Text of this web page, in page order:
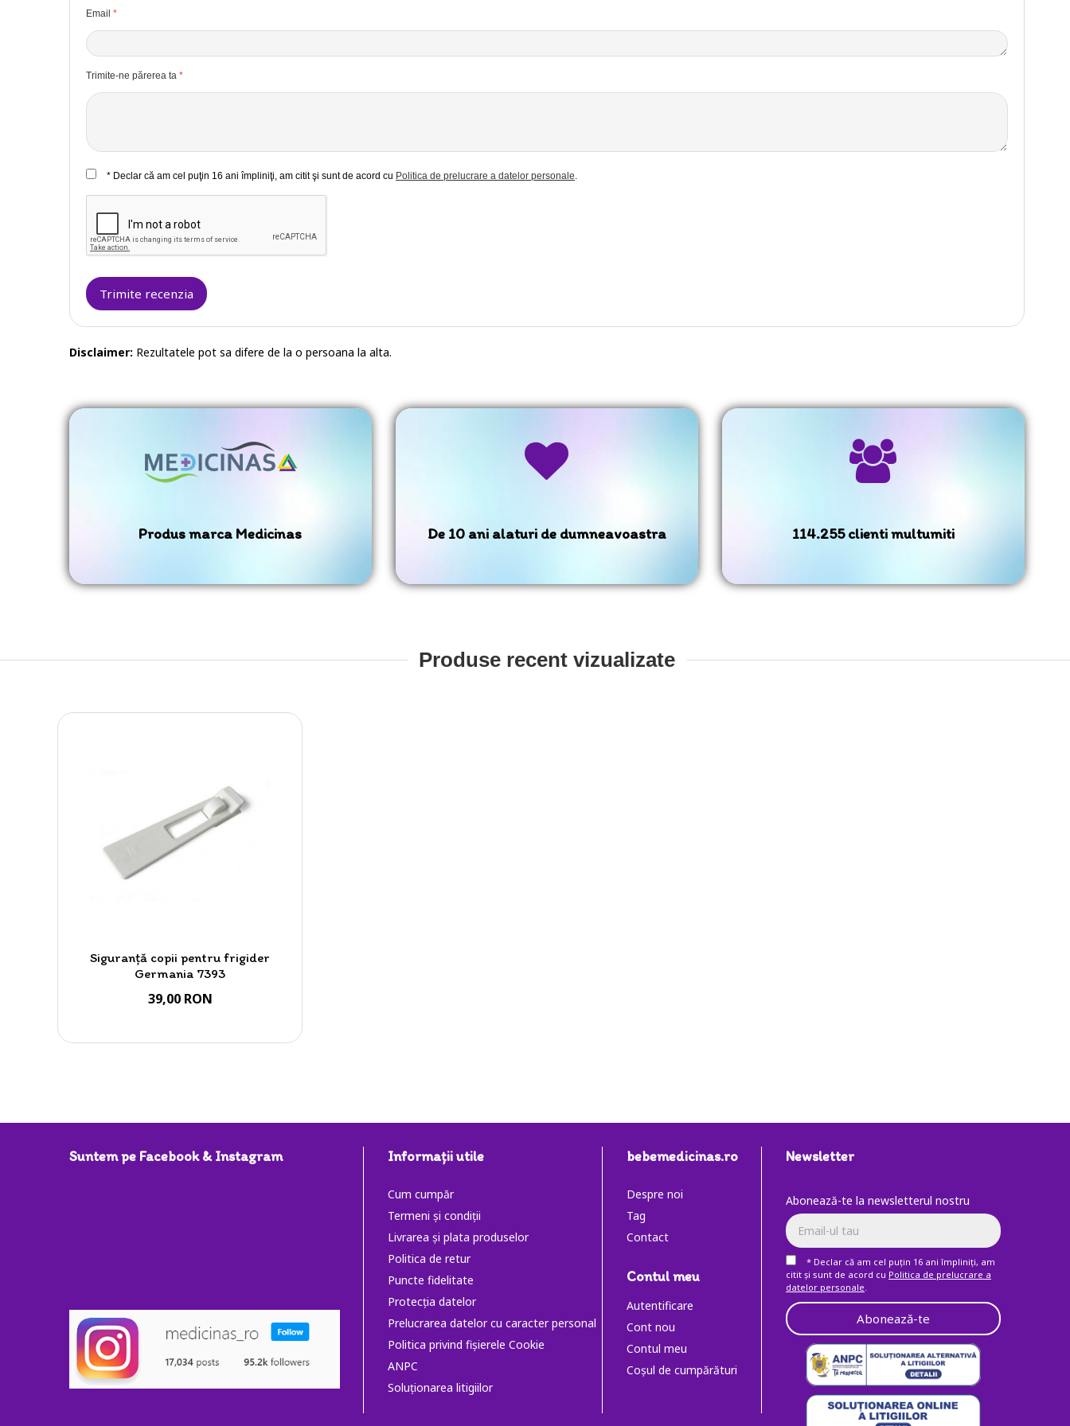
Email
Trimite-ne părerea ta
* Declar că am cel puţin 16 ani împliniţi, am citit şi sunt de acord cu Politica de prelucrare a datelor personale
Trimite recenzia
Disclaimer: Rezultatele pot sa difere de la o persoana la alta.
Produs marca Medicinas De 10 ani alaturi de dumneavoastra 114.255 clienti multumiti
Produse recent vizualizate
Siguranță copii pentru frigider
Germania 7393
39,00 RON
Suntem pe Facebook & Instagram Informaţii utile
Cum cumpăr
Termeni și condiții
Livrarea și plata produselor
Politica de retur
Puncte fidelitate
Protecția datelor
Prelucrarea datelor cu caracter personal
Politica privind fișierele Cookie
ANPC
Soluţionarea litigiilor
bebemedicinas.ro
Despre noi
Tag
Contact
Contul meu
Autentificare
Cont nou
Contul meu
Coşul de cumpărături
Newsletter
Abonează-te la newsletterul nostru
* Declar că am cel puţin 16 ani împliniţi, am
citit şi sunt de acord cu Politica de prelucrare a
datelor personale
Abonează-te